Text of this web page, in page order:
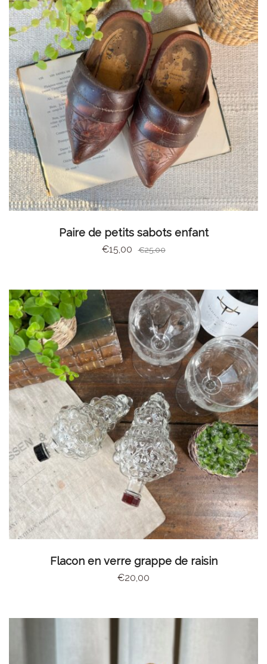
AJOUTER AU PANIER
Paire de petits sabots enfant
€25,00
€15,00
CHOIX DES OPTIONS
Flacon en verre grappe de raisin
€20,00